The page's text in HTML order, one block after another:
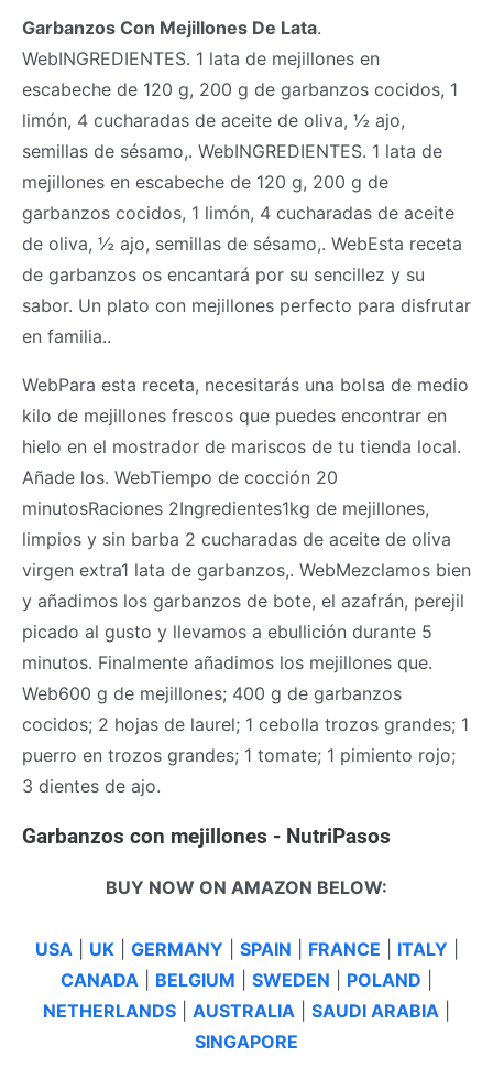
Garbanzos Con Mejillones De Lata.
WebINGREDIENTES. 1 lata de mejillones en
escabeche de 120 g, 200 g de garbanzos cocidos, 1
limón, 4 cucharadas de aceite de oliva, ½ ajo,
semillas de sésamo,. WebINGREDIENTES. 1 lata de
mejillones en escabeche de 120 g, 200 g de
garbanzos cocidos, 1 limón, 4 cucharadas de aceite
de oliva, ½ ajo, semillas de sésamo,. WebEsta receta
de garbanzos os encantará por su sencillez y su
sabor. Un plato con mejillones perfecto para disfrutar
en familia..
WebPara esta receta, necesitarás una bolsa de medio
kilo de mejillones frescos que puedes encontrar en
hielo en el mostrador de mariscos de tu tienda local.
Añade los. WebTiempo de cocción 20
minutosRaciones 2Ingredientes1kg de mejillones,
limpios y sin barba 2 cucharadas de aceite de oliva
virgen extra1 lata de garbanzos,. WebMezclamos bien
y añadimos los garbanzos de bote, el azafrán, perejil
picado al gusto y llevamos a ebullición durante 5
minutos. Finalmente añadimos los mejillones que.
Web600 g de mejillones; 400 g de garbanzos
cocidos; 2 hojas de laurel; 1 cebolla trozos grandes; 1
puerro en trozos grandes; 1 tomate; 1 pimiento rojo;
3 dientes de ajo.
Garbanzos con mejillones - NutriPasos
BUY NOW ON AMAZON BELOW:
USA UK| GERMANY SPAIN FRANCE ITALY
CANADA
BELGIUM SWEDEN POLAND
NETHERLANDS
AUSTRALIA SAUDI ARABIA
SINGAPORE